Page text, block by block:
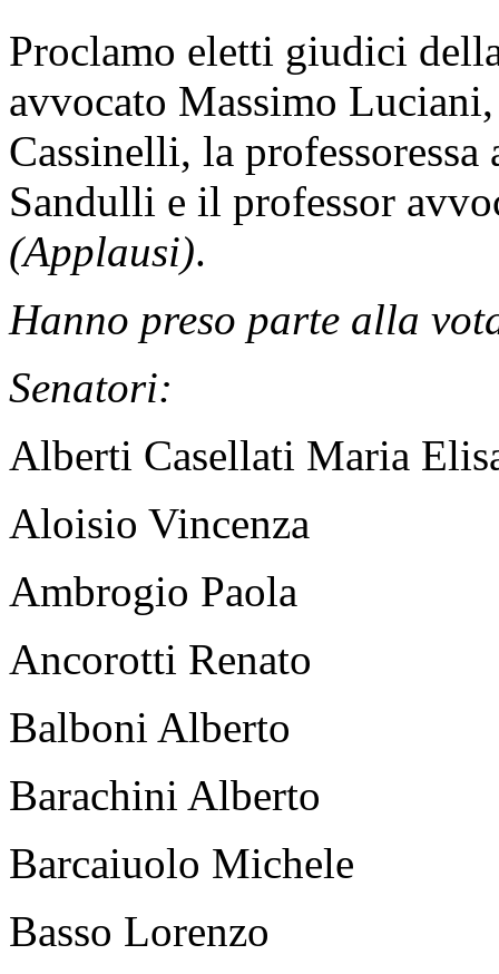
Proclamo eletti giudici
avvocato Massimo
Cassinelli, la
Sandulli e il professor
(Applausi).
Hanno preso parte alla
Senatori:
Alberti Casellati Maria
Aloisio Vincenza
Ambrogio Paola
Ancorotti Renato
Balboni Alberto
Barachini Alberto
Barcaiuolo Michele
Basso Lorenzo